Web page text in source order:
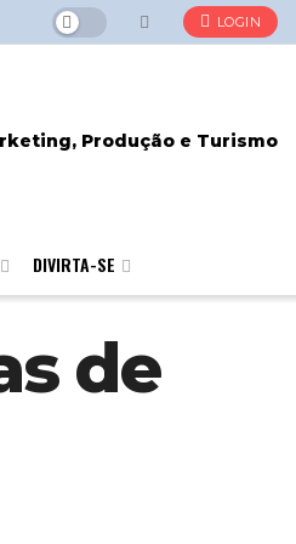
LOGIN
DIVIRTA-SE
de